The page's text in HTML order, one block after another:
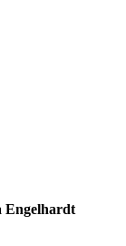
Engelhardt